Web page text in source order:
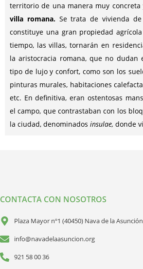
territorio de una manera muy concreta
villa romana.Se trata de vivienda
constituye una gran propiedad
tiempo, las villas, tornarán en
la aristocracia romana, que no dudan
tipo de lujo y confort, como son los
pinturas murales, habitaciones
etc. En definitiva, eran ostentosas
el campo, que contrastaban con los
la ciudad, denominados insulae, donde
CONTACTA CON NOSOTROS
Plaza Mayor nº1 (40450) Nava de la
info@navadelaasuncion.org
921 58 00 36